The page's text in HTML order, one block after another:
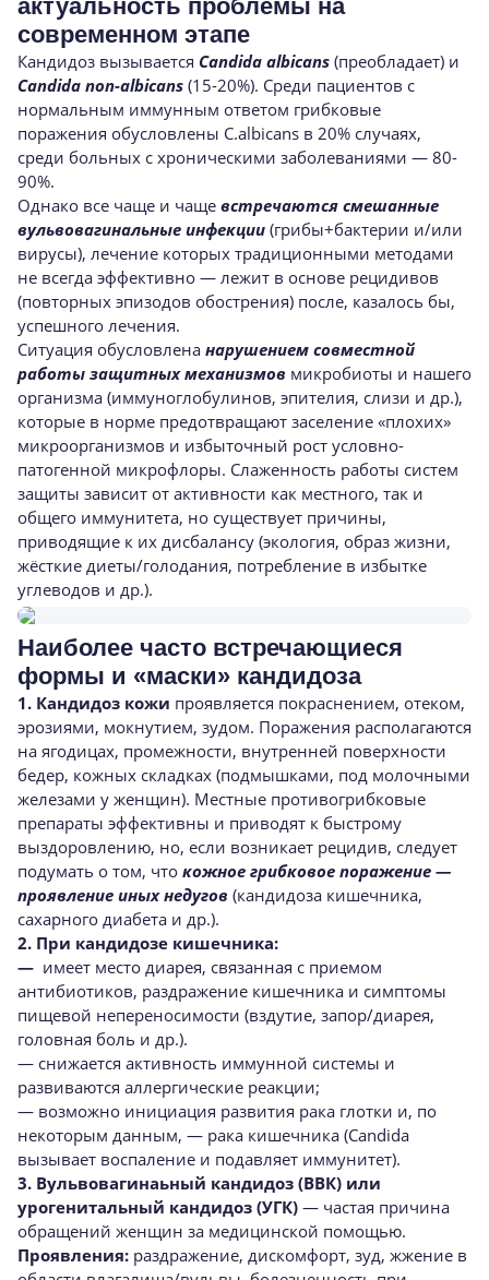
актуальность проблемы на
современном этапе
Кандидоз вызывается Candida albicans (преобладает) и
Candida non-albicans (15-20%). Среди пациентов с
нормальным иммунным ответом грибковые
поражения обусловлены C.albicans в 20% случаях,
среди больных с хроническими заболеваниями — 80-
90%.
Однако все чаще и чаще встречаются смешанные
вульвовагинальные инфекции (грибы+бактерии и/или
вирусы), лечение которых традиционными методами
не всегда эффективно — лежит в основе рецидивов
(повторных эпизодов обострения) после, казалось бы,
успешного лечения.
Ситуация обусловлена нарушением совместной
работы защитных механизмов микробиоты и нашего
организма (иммуноглобулинов, эпителия, слизи и др.),
которые в норме предотвращают заселение «плохих»
микроорганизмов и избыточный рост условно-
патогенной микрофлоры. Слаженность работы систем
защиты зависит от активности как местного, так и
общего иммунитета, но существует причины,
приводящие к их дисбалансу (экология, образ жизни,
жёсткие диеты/голодания, потребление в избытке
углеводов и др.).
Наиболее часто встречающиеся
формы и «маски» кандидоза
1. Кандидоз кожи проявляется покраснением, отеком,
эрозиями, мокнутием, зудом. Поражения располагаются
на ягодицах, промежности, внутренней поверхности
бедер, кожных складках (подмышками, под молочными
железами у женщин). Местные противогрибковые
препараты эффективны и приводят к быстрому
выздоровлению, но, если возникает рецидив, следует
подумать о том, что кожное грибковое поражение —
проявление иных недугов (кандидоза кишечника,
сахарного диабета и др.).
2. При кандидозе кишечника:
— имеет место диарея, связанная с приемом
антибиотиков, раздражение кишечника и симптомы
пищевой непереносимости (вздутие, запор/диарея,
головная боль и др.).
— снижается активность иммунной системы и
развиваются аллергические реакции;
— возможно инициация развития рака глотки и, по
некоторым данным, — рака кишечника (Candida
вызывает воспаление и подавляет иммунитет).
3. Вульвовагинаьный кандидоз (ВВК) или
урогенитальный кандидоз (УГК) — частая причина
обращений женщин за медицинской помощью.
Проявления: раздражение, дискомфорт, зуд, жжение в